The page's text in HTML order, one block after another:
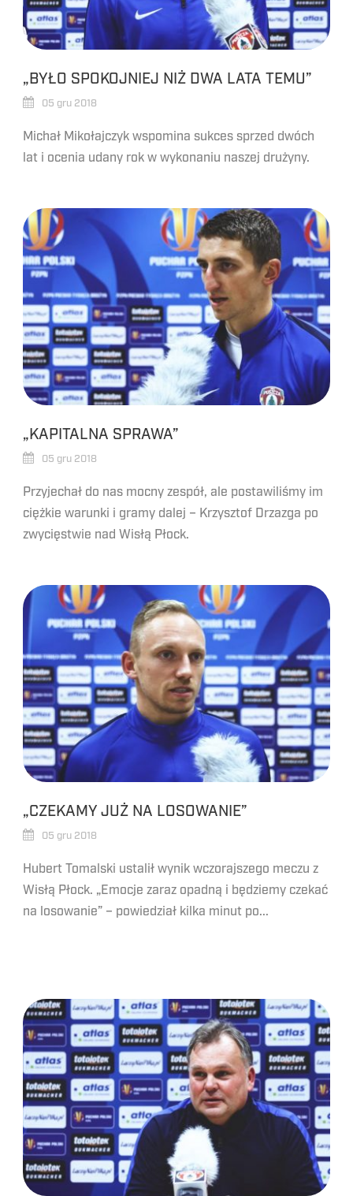
„BYŁO SPOKOJNIEJ NIŻ DWA LATA TEMU”
05 gru 2018
Michał Mikołajczyk wspomina sukces sprzed dwóch
lat i ocenia udany rok w wykonaniu naszej drużyny.
„KAPITALNA SPRAWA”
05 gru 2018
Przyjechał do nas mocny zespół, ale postawiliśmy im
ciężkie warunki i gramy dalej – Krzysztof Drzazga po
zwycięstwie nad Wisłą Płock.
„CZEKAMY JUŻ NA LOSOWANIE”
05 gru 2018
Hubert Tomalski ustalił wynik wczorajszego meczu z
Wisłą Płock. „Emocje zaraz opadną i będziemy czekać
na losowanie” – powiedział kilka minut po...